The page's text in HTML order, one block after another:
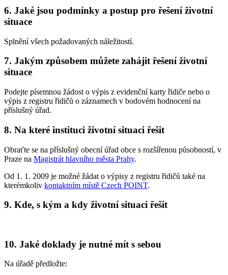
6. Jaké jsou podmínky a postup pro řešení životní
situace
Splnění všech požadovaných náležitostí.
7. Jakým způsobem můžete zahájit řešení životní
situace
Podejte písemnou žádost o výpis z evidenční karty řidiče nebo o
výpis z registru řidičů o záznamech v bodovém hodnocení na
příslušný úřad.
8. Na které instituci životní situaci řešit
Obraťte se na příslušný obecní úřad obce s rozšířenou působností, v
Praze na Magistrát hlavního města Prahy.
Od 1. 1. 2009 je možné žádat o výpisy z registru řidičů také na
kterémkoliv kontaktním místě Czech POINT.
9. Kde, s kým a kdy životní situaci řešit
10. Jaké doklady je nutné mít s sebou
Na úřadě předložte: